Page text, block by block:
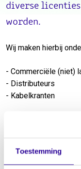
Toestemming
diverse
worden.
Wij maken hierbij
- Commerciële (niet)
- Distributeurs
- Kabelkranten